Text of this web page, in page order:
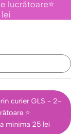
lucrătoare⭐
Si Motociclete
curier GLS - 2-
⭐
minima 25 lei